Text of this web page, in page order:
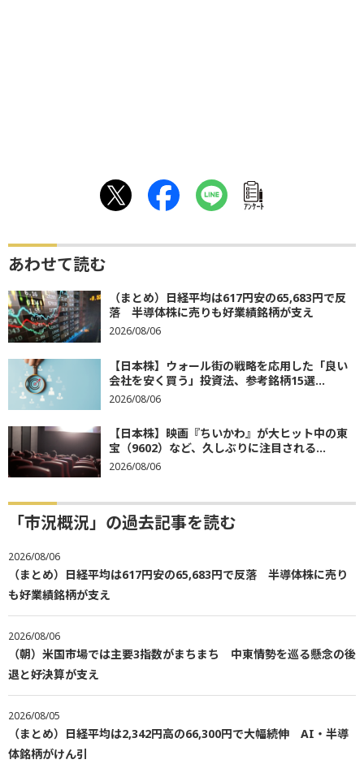
ｱﾝｹｰﾄ
あわせて読む
（まとめ）日経平均は617円安の65,683円で反
落 半導体株に売りも好業績銘柄が支え
2026/08/06
【日本株】ウォール街の戦略を応用した「良い
会社を安く買う」投資法、参考銘柄15選...
2026/08/06
【日本株】映画『ちいかわ』が大ヒット中の東
宝（9602）など、久しぶりに注目される...
2026/08/06
「市況概況」の過去記事を読む
2026/08/06
（まとめ）日経平均は617円安の65,683円で反落 半導体株に売り
も好業績銘柄が支え
2026/08/06
（朝）米国市場では主要3指数がまちまち 中東情勢を巡る懸念の後
退と好決算が支え
2026/08/05
（まとめ）日経平均は2,342円高の66,300円で大幅続伸 AI・半導
体銘柄がけん引